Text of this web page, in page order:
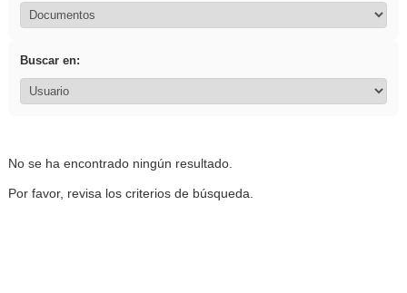
Buscar en:
No se ha encontrado ningún resultado.
Por favor, revisa los criterios de búsqueda.